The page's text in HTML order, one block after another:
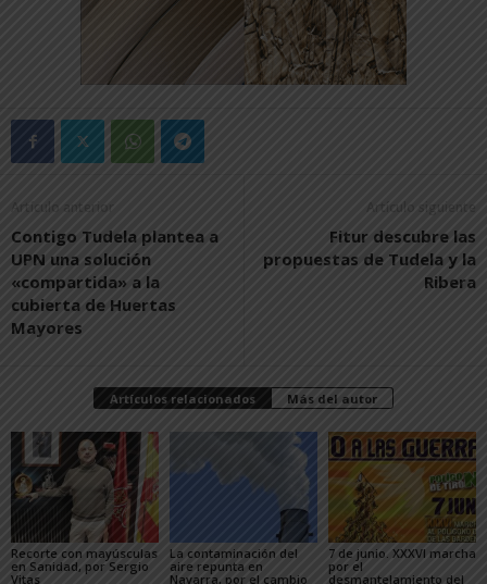
Artículo anterior
Contigo Tudela plantea a
UPN una solución
«compartida» a la
cubierta de Huertas
Mayores
Artículo siguiente
Fitur descubre las
propuestas de Tudela y la
Ribera
Artículos relacionados Más del autor
Recorte con mayúsculas
en Sanidad, por Sergio
Vitas
La contaminación del
aire repunta en
Navarra, por el cambio
7 de junio. XXXVI marcha
por el
desmantelamiento del